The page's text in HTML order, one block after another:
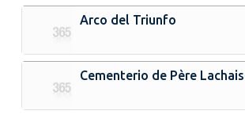
Arco del Triunfo
Cementerio de Père